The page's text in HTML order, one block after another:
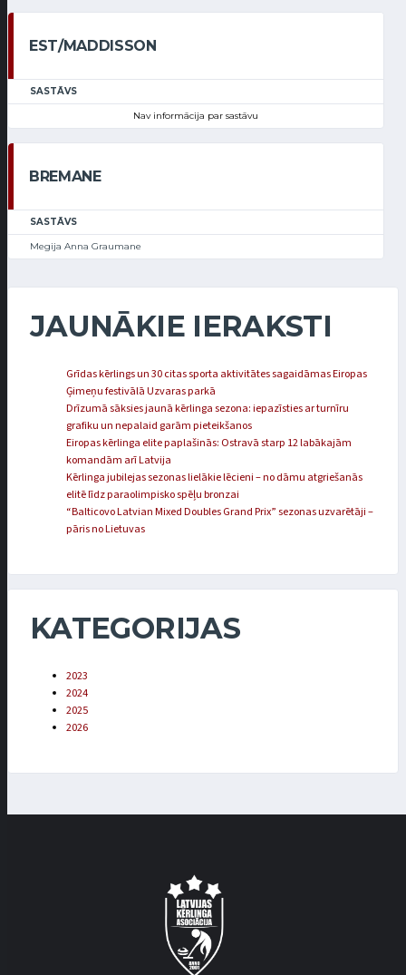
EST/MADDISSON
SASTĀVS
Nav informācija par sastāvu
BREMANE
SASTĀVS
Megija Anna Graumane
JAUNĀKIE IERAKSTI
Grīdas kērlings un 30 citas sporta aktivitātes sagaidāmas Eiropas
Ģimeņu festivālā Uzvaras parkā
Drīzumā sāksies jaunā kērlinga sezona: iepazīsties ar turnīru
grafiku un nepalaid garām pieteikšanos
Eiropas kērlinga elite paplašinās: Ostravā starp 12 labākajām
komandām arī Latvija
Kērlinga jubilejas sezonas lielākie lēcieni – no dāmu atgriešanās
elitē līdz paraolimpisko spēļu bronzai
“Balticovo Latvian Mixed Doubles Grand Prix” sezonas uzvarētāji –
pāris no Lietuvas
KATEGORIJAS
2023
2024
2025
2026